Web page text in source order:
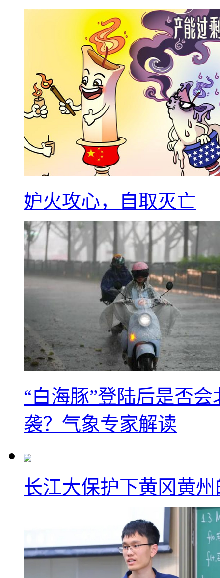
妒火攻心，自取灭亡
“白海豚”登陆后是否
袭？气象专家解读
长江大保护下黄冈黄